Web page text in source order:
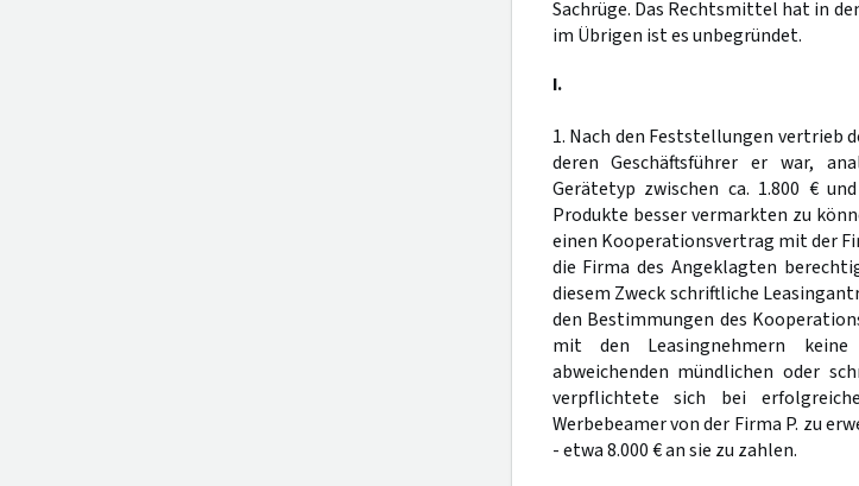
Sachrüge. Das Rechtsmittel hat in
im Übrigen ist es unbegründet.
I.
1. Nach den Feststellungen vertrieb
deren Geschäftsführer er war,
Gerätetyp zwischen ca. 1.800 €
Produkte besser vermarkten zu
einen Kooperationsvertrag mit der
die Firma des Angeklagten
diesem Zweck schriftliche
den Bestimmungen des
mit den Leasingnehmern
abweichenden mündlichen oder
verpflichtete sich bei
Werbebeamer von der Firma P. zu
- etwa 8.000 € an sie zu zahlen.